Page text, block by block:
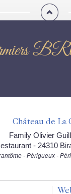
pays
Château de La
Family Olivier
- 24310
- Périgueux -